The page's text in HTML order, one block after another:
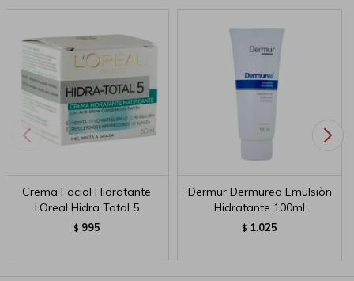
Crema Facial Hidratante
LOreal Hidra Total 5
$ 995
Dermur Dermurea Emulsiòn
Hidratante 100ml
$ 1.025